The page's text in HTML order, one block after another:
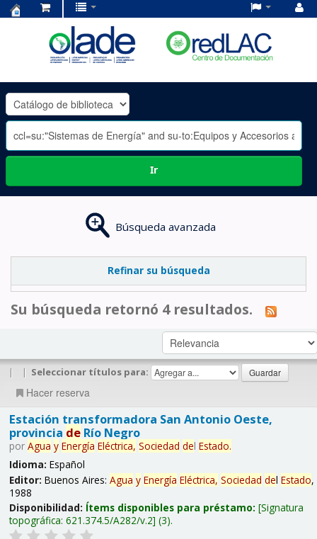
OLADE
-
Ir
Búsqueda avanzada
Refinar su búsqueda
Su búsqueda retornó 4 resultados.
| | Seleccionar títulos para:
Hacer reserva
Estación transformadora San Antonio Oeste,
provincia deRío Negro
por Agua y Energía Eléctrica, Sociedad del Estado.
Idioma: Español
Editor: Buenos Aires: Agua y Energía Eléctrica, Sociedad del Estado,
1988
Disponibilidad: Ítems disponibles para préstamo: Signatura
topográfica: 621.374.5/A282/v.2 (3).